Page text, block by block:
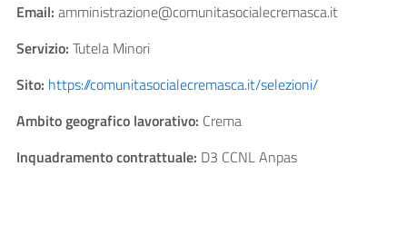
Email: amministrazione@comunitasocialecremasca.it
Servizio: Tutela Minori
Sito: https://comunitasocialecremasca.it/selezioni/
Ambito geografico lavorativo: Crema
Inquadramento contrattuale: D3 CCNL Anpas